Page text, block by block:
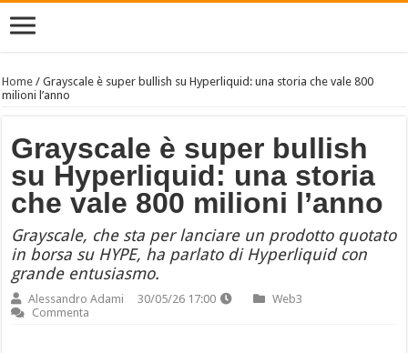
Home /Grayscale è super bullish su Hyperliquid: una storia che vale 800
milioni l’anno
Grayscale è super bullish
su Hyperliquid: una storia
che vale 800 milioni l’anno
Grayscale, che sta per lanciare un prodotto quotato
in borsa su HYPE, ha parlato di Hyperliquid con
grande entusiasmo.
Alessandro Adami 30/05/26 17:00
Web3
Commenta